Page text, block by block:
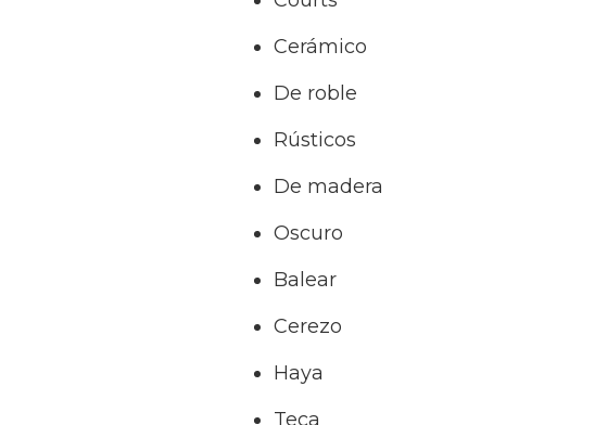
Cerámico
De roble
Rústicos
De madera
Oscuro
Balear
Cerezo
Haya
Teca